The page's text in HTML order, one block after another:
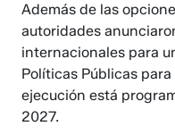
Además de las
autoridades
internacionales para
Políticas Públicas
ejecución está
2027.